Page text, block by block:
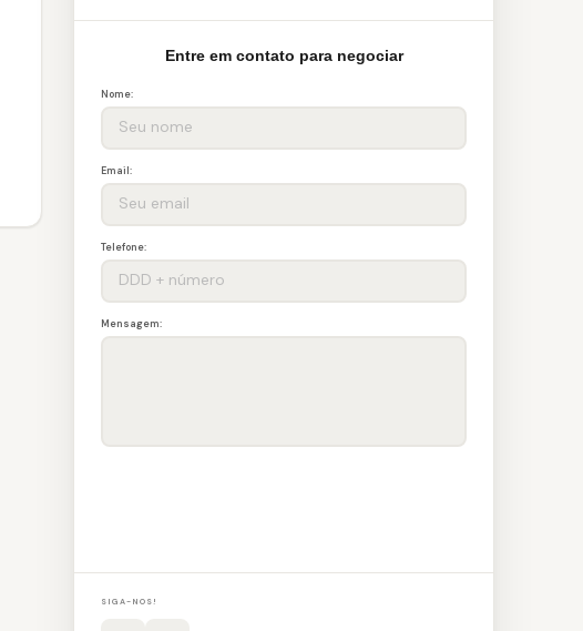
Entre em contato para negociar
Nome:
Email:
Telefone:
Mensagem:
SIGA-NOS!